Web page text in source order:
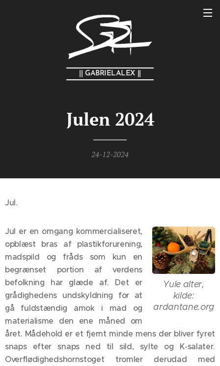
|| GABRIELALEX ||
Julen 2024
24-12-2024
Jul.
Yule alter,
kilde:
ardantane.org
Jul er en omgang kommercialiseret,
opblæst bras af plastikforurening,
madspild og fråds som kun en
begrænset portion af verdens
befolkning har glæde af. Det er
grådighedens undskyldning for at
gå fuldstændig amok i mad og
materialisme den ene måned om
året. Mådehold er et fjernt minde mens der bliver fyret
snaps efter snaps ned til sild, sylte og K-salater.
Overflødighedshornstoget tromler derudad med